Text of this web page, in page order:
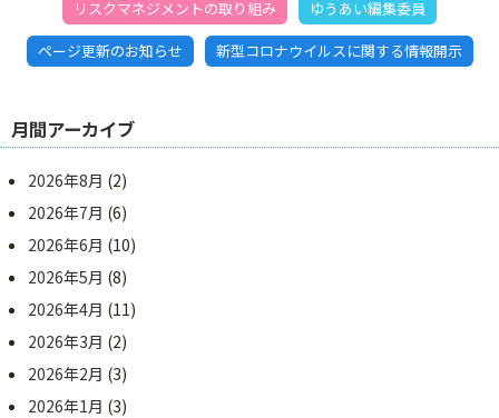
リスクマネジメントの取り組み
ゆうあい編集委員
ページ更新のお知らせ
新型コロナウイルスに関する情報開示
月間アーカイブ
2026年8月 (2)
2026年7月 (6)
2026年6月 (10)
2026年5月 (8)
2026年4月 (11)
2026年3月 (2)
2026年2月 (3)
2026年1月 (3)